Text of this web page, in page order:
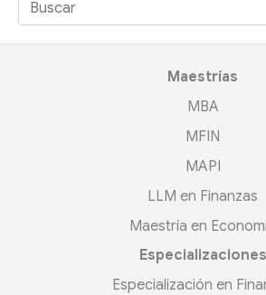
Maestrías
MBA
MFIN
MAPI
LLM en Finanzas
Maestría en
Especializaciones
Especialización en